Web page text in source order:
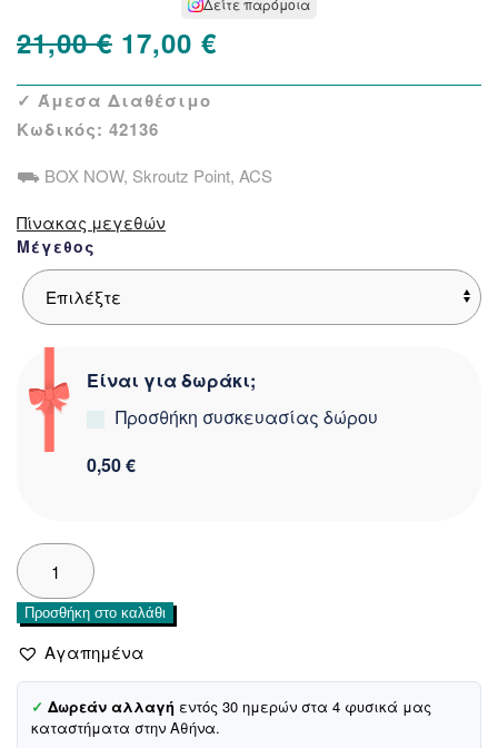
Δείτε παρόμοια
21,00€ Original
price
was:
17,00 €
τρέχουσα
17,00 €.
✓ Άμεσα Διαθέσιμο
Κωδικός: 42136
⛟ BOX NOW, Skroutz Point, ACS
Πίνακας μεγεθών
Μέγεθος
Είναι για δωράκι;
Προσθήκη συσκευασίας δώρου
0,50 €
Joyce
γούνινο
παλτό
«Beige
Cutie»
ποσότητα
Προσθήκη στο καλάθι
Αγαπημένα
✓ Δωρεάν αλλαγή εντός 30 ημερών στα 4 φυσικά μας
καταστήματα στην Αθήνα.